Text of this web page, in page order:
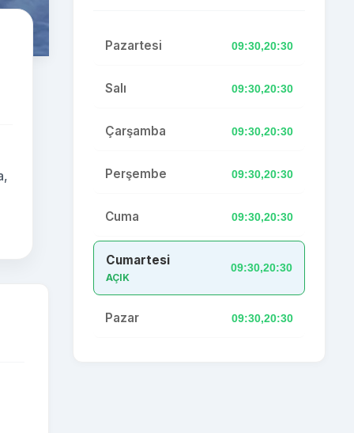
Pazartesi 09:30,20:30
Salı 09:30,20:30
Çarşamba 09:30,20:30
Perşembe 09:30,20:30
Cuma 09:30,20:30
Cumartesi
AÇIK
09:30,20:30
Pazar 09:30,20:30